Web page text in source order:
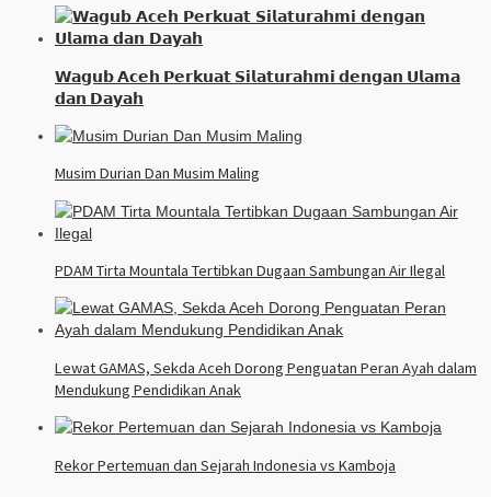
𝗪𝗮𝗴𝘂𝗯 𝗔𝗰𝗲𝗵 𝗣𝗲𝗿𝗸𝘂𝗮𝘁 𝗦𝗶𝗹𝗮𝘁𝘂𝗿𝗮𝗵𝗺𝗶 𝗱𝗲𝗻𝗴𝗮𝗻 𝗨𝗹𝗮𝗺𝗮
𝗱𝗮𝗻 𝗗𝗮𝘆𝗮𝗵
Musim Durian Dan Musim Maling
PDAM Tirta Mountala Tertibkan Dugaan Sambungan Air Ilegal
Lewat GAMAS, Sekda Aceh Dorong Penguatan Peran Ayah dalam
Mendukung Pendidikan Anak
Rekor Pertemuan dan Sejarah Indonesia vs Kamboja